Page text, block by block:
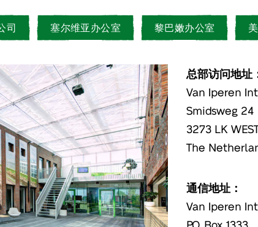
司 塞尔维亚办公室 黎巴嫩办公室
总部访问地址
Van Iperen
Smidsweg 24
3273 LK
The
通信地址：
Van Iperen
P.O. Box 1333